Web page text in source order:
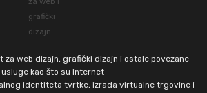
za web dizajn, grafički dizajn i ostale povezane
usluge kao što su internet
identiteta tvrtke, izrada virtualne trgovine i